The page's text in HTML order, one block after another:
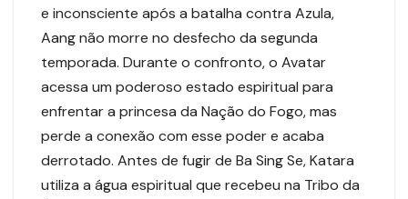
e inconsciente após a batalha contra Azula,
Aang não morre no desfecho da segunda
temporada. Durante o confronto, o Avatar
acessa um poderoso estado espiritual para
enfrentar a princesa da Nação do Fogo, mas
perde a conexão com esse poder e acaba
derrotado. Antes de fugir de Ba Sing Se, Katara
utiliza a água espiritual que recebeu na Tribo da